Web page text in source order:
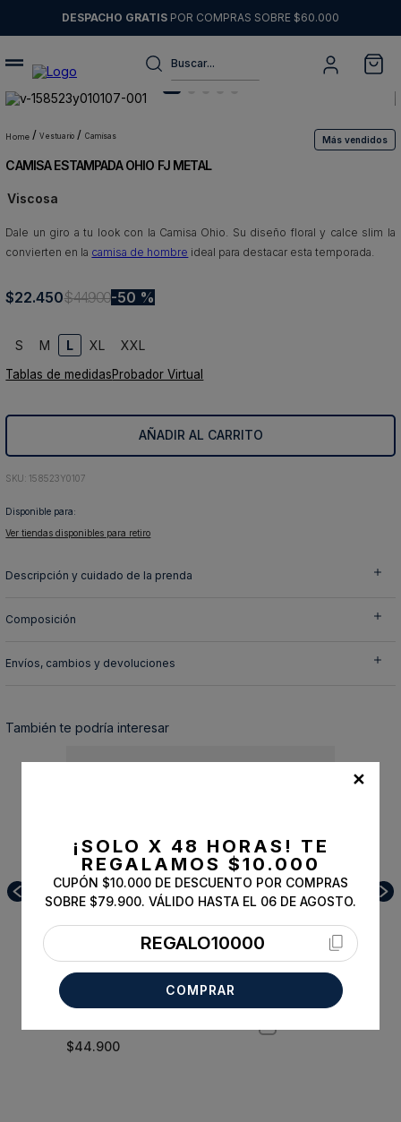
DESPACHO GRATIS POR COMPRAS SOBRE $60.000
Buscar...
vestuario camisas Más vendidos
CAMISA ESTAMPADA OHIO FJ METAL
Viscosa
Dale un giro a tu look con la Camisa Ohio. Su diseño floral y calce slim la
convierten en la camisa de hombre ideal para destacar esta temporada.
$22.450$44.900 50 %
S M L XL XXL
Tablas de medidasProbador Virtual
AÑADIR AL CARRITO
: 158523Y0107
Disponible para:
Ver tiendas disponibles para retiro
Descripción y cuidado de la prenda
Composición
Envíos, cambios y devoluciones
También te podría interesar
$44.900
✕
¡SOLO X 48 HORAS! TE
REGALAMOS $10.000
CUPÓN $10.000 DE DESCUENTO POR COMPRAS
SOBRE $79.900. VÁLIDO HASTA EL 06 DE AGOSTO.
REGALO10000
COMPRAR
1.
sweater
2.
chaquetas
3.
pantalon
4.
camisas
6.
blazer
chaqueta
10. abrigo